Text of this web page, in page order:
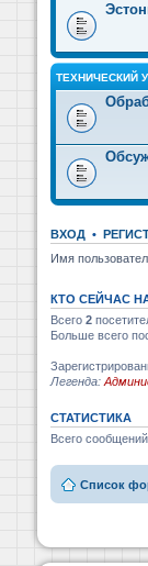
ТЕХНИЧЕСКИЙ
ВХОД •
Имя
КТО СЕЙЧАС
Всего 2
Больше всего
Легенда:
СТАТИСТИКА
Всего
Список